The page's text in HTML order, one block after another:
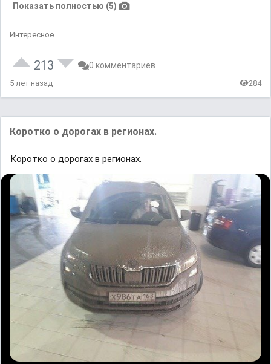
Показать полностью (5)
Интересное
213 0 комментариев
5 лет назад 284
Коротко о дорогах в регионах.
Коротко о дорогах в регионах.